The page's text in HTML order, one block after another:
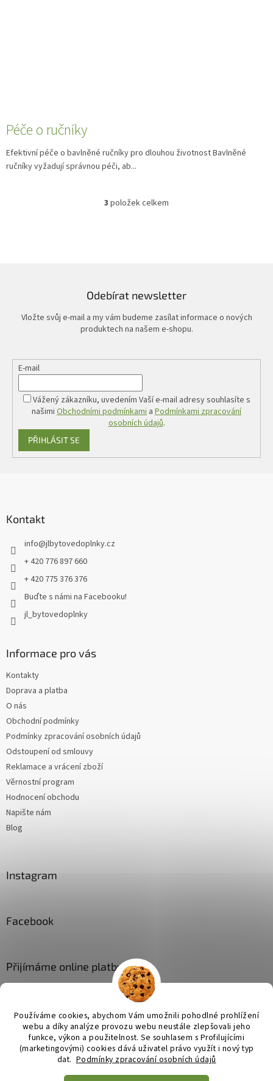
Používáme cookies, abychom Vám umožnili pohodlné prohlížení
webu a díky analýze provozu webu neustále zlepšovali jeho
funkce, výkon a použitelnost. Se souhlasem s Profilujícími
(marketingovými) cookies dává uživatel právo využít i nový typ
dat. Podmínky zpracování osobních údajů
Péče o ručníky
Efektivní péče o bavlněné ručníky pro dlouhou životnost Bavlněné
ručníky vyžadují správnou péči, ab...
O
p
r
v
k
v
i
s
u
3 položek celkem
Odebírat newsletter
Vložte svůj e-mail a my vám budeme zasílat informace o nových
produktech na našem e-shopu.
E-mail
Vážený zákazníku, uvedením Vaší e-mail adresy souhlasíte s
našimi Obchodními podmínkami a Podmínkami zpracování
osobních údajů.
PŘIHLÁSIT SE
Kontakt
info@jlbytovedoplnky.cz
+ 420 776 897 660
+ 420 775 376 376
Buďte s námi na Facebooku!
jl_bytovedoplnky
Informace pro vás
Kontakty
Doprava a platba
O nás
Obchodní podmínky
Podmínky zpracování osobních údajů
Odstoupení od smlouvy
Reklamace a vrácení zboží
Věrnostní program
Hodnocení obchodu
Napište nám
Blog
Instagram
Facebook
Přijímáme online platby
Vytvořil Shoptet